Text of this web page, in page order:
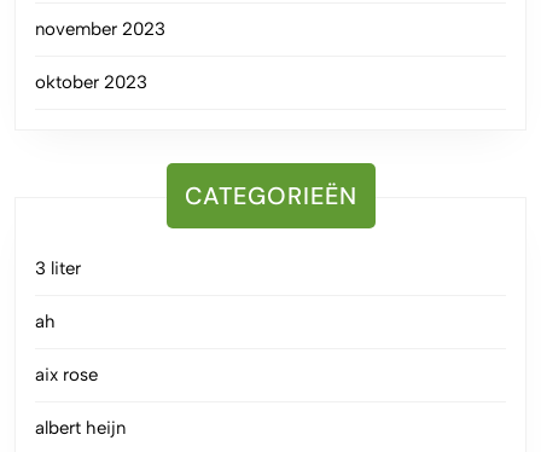
november 2023
oktober 2023
CATEGORIEËN
3 liter
ah
aix rose
albert heijn